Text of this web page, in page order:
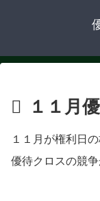
１１月
１１月が権利日
優待クロスの競争